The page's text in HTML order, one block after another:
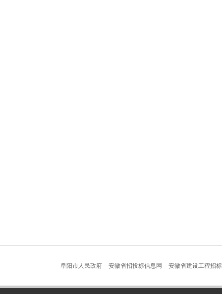
阜阳市人民政府 安徽省招投标信息网 安徽省建设工程招